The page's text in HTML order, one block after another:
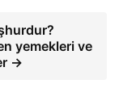
yemekleri ve
→